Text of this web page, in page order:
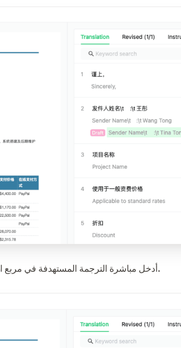
أدخل مباشرة الترجمة المستهدفة في مربع الإدخال، ثم انقر على “تأكيد” لحفظ التعديلات.